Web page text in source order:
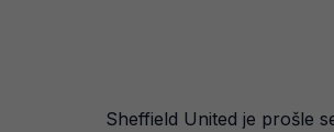
Sheffield United je prošle